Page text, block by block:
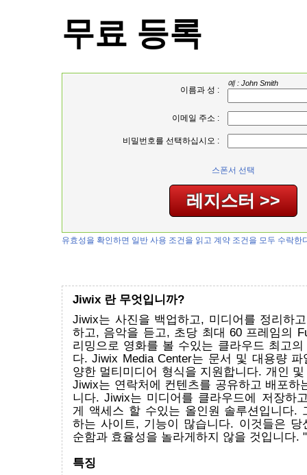
무료 등록
이름과 성 :
예 : John Smith
이메일 주소 :
비밀번호를 선택하십시오 :
스폰서 선택
유효성을 확인하면 일반 사용 조건을 읽고 계약 조건을 모두 수락한
Jiwix 란 무엇입니까?
Jiwix는 사진을 백업하고, 미디어를 정리하
하고, 음악을 듣고, 초당 최대 60 프레임의
리밍으로 영화를 볼 수있는 클라우드 최고
다. Jiwix Media Center는 문서 및 대용량 파
양한 멀티미디어 형식을 지원합니다. 개인
Jiwix는 연락처에 컨텐츠를 공유하고 배포하
니다. Jiwix는 미디어를 클라우드에 저장하
게 액세스 할 수있는 올인원 솔루션입니다.
하는 사이트, 기능이 많습니다. 이것들은 당
순함과 효율성을 놀라게하지 않을 것입니다.
특징